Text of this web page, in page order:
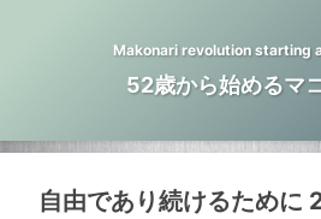
Makonari revolution starting
52歳から始めるマ
自由であり続けるために